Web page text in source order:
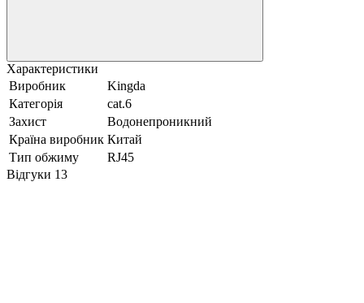
Характеристики
Виробник
Kingda
Категорія
cat.6
Захист
Водонепроникний
Країна виробник Китай
Тип обжиму
RJ45
Відгуки 13